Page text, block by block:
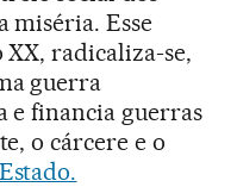
miséria. Esse
radicaliza-se,
guerra
e financia guerras
o cárcere e o